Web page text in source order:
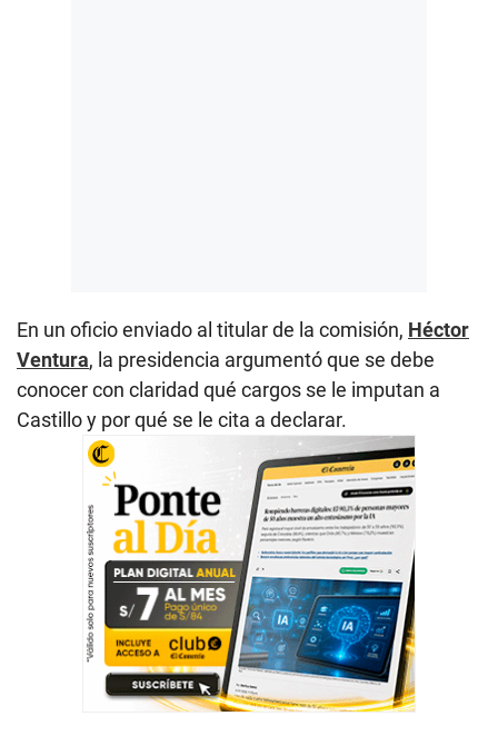
En un oficio enviado al titular de la comisión, Héctor
Ventura, la presidencia argumentó que se debe
conocer con claridad qué cargos se le imputan a
Castillo y por qué se le cita a declarar.